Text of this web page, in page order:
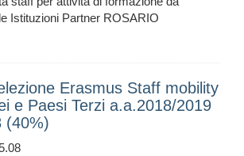
Istituzioni Partner ROSARIO
Erasmus Staff mobility
e Paesi Terzi a.a.2018/2019
(40%)